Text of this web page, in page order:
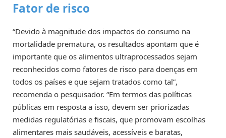
Fator de risco
“Devido à magnitude dos impactos do consumo na
mortalidade prematura, os resultados apontam que é
importante que os alimentos ultraprocessados sejam
reconhecidos como fatores de risco para doenças em
todos os países e que sejam tratados como tal”,
recomenda o pesquisador. “Em termos das políticas
públicas em resposta a isso, devem ser priorizadas
medidas regulatórias e fiscais, que promovam escolhas
alimentares mais saudáveis, acessíveis e baratas,